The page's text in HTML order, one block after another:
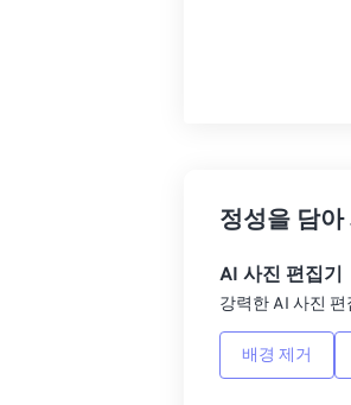
정성을 담
AI 사진 편집기
강력한 AI 사진
배경 제거